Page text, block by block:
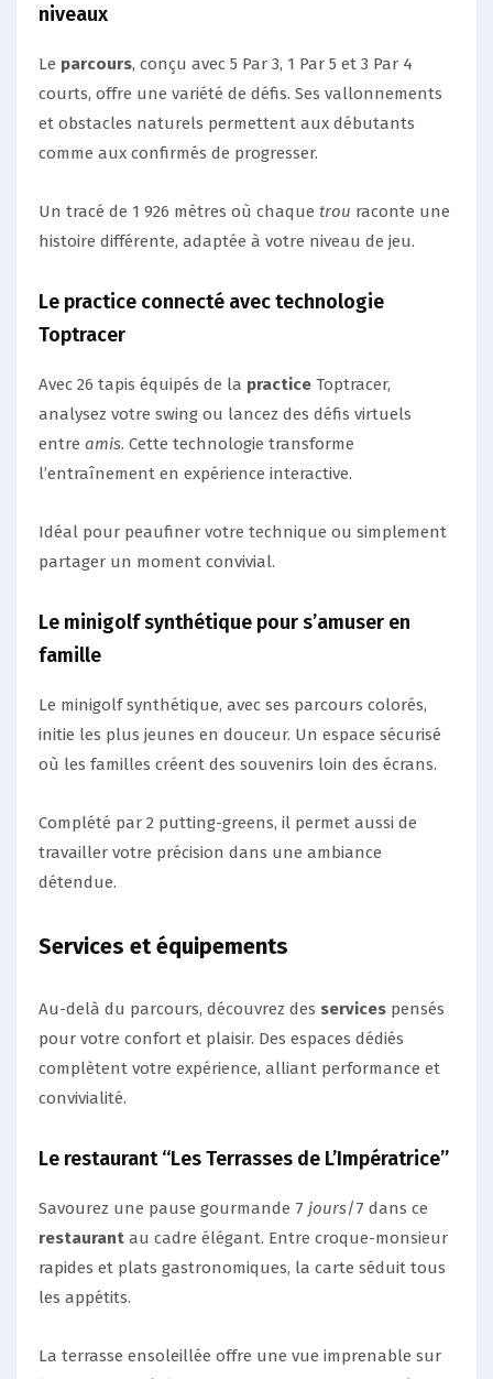
niveaux
Le parcours, conçu avec 5 Par 3, 1 Par 5 et 3 Par 4
courts, offre une variété de défis. Ses vallonnements
et obstacles naturels permettent aux débutants
comme aux confirmés de progresser.
Un tracé de 1 926 mètres où chaque trou raconte une
histoire différente, adaptée à votre niveau de jeu.
Le practice connecté avec technologie
Toptracer
Avec 26 tapis équipés de la practice Toptracer,
analysez votre swing ou lancez des défis virtuels
entre amis. Cette technologie transforme
l’entraînement en expérience interactive.
Idéal pour peaufiner votre technique ou simplement
partager un moment convivial.
Le minigolf synthétique pour s’amuser en
famille
Le minigolf synthétique, avec ses parcours colorés,
initie les plus jeunes en douceur. Un espace sécurisé
où les familles créent des souvenirs loin des écrans.
Complété par 2 putting-greens, il permet aussi de
travailler votre précision dans une ambiance
détendue.
Services et équipements
Au-delà du parcours, découvrez des services pensés
pour votre confort et plaisir. Des espaces dédiés
complètent votre expérience, alliant performance et
convivialité.
Le restaurant “Les Terrasses de L’Impératrice”
Savourez une pause gourmande 7 jours/7 dans ce
restaurant au cadre élégant. Entre croque-monsieur
rapides et plats gastronomiques, la carte séduit tous
les appétits.
La terrasse ensoleillée offre une vue imprenable sur